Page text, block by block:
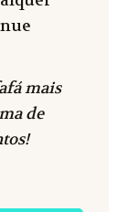
mais
de